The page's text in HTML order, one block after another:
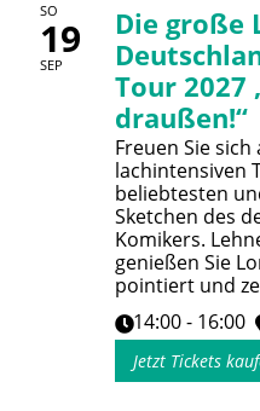
SO
19
SEP
Die große
Tour 2027
draußen!“
Freuen Sie
lachintensiven
beliebtesten
Sketchen des
Komikers.
genießen Sie
pointiert und
14:00 - 16:00
Jetzt Tickets